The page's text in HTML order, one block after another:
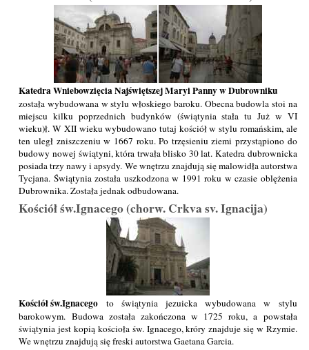
Katedra Wniebowzięcia Najświętszej Maryi Panny w Dubrowniku
została wybudowana w stylu włoskiego baroku. Obecna budowla stoi na
miejscu kilku poprzednich budynków (świątynia stała tu Już w VI
wieku)ł. W XII wieku wybudowano tutaj kościół w stylu romańskim, ale
ten uległ zniszczeniu w 1667 roku. Po trzęsieniu ziemi przystąpiono do
budowy nowej świątyni, która trwała blisko 30 lat. Katedra dubrownicka
posiada trzy nawy i apsydy. We wnętrzu znajdują się malowidła autorstwa
Tycjana. Świątynia została uszkodzona w 1991 roku w czasie oblężenia
Dubrownika. Została jednak odbudowana.
Kościół św.Ignacego (chorw. Crkva sv. Ignacija)
Kościół św.Ignacego to świątynia jezuicka wybudowana w stylu
barokowym. Budowa została zakończona w 1725 roku, a powstała
świątynia jest kopią kościoła św. Ignacego, króry znajduje się w Rzymie.
We wnętrzu znajdują się freski autorstwa Gaetana Garcia.